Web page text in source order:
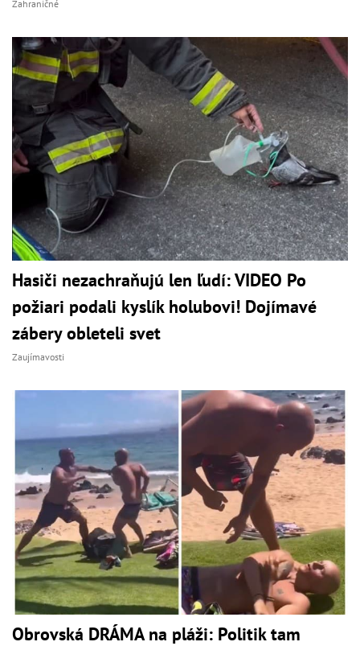
Zahraničné
Hasiči nezachraňujú len ľudí: VIDEO Po
požiari podali kyslík holubovi! Dojímavé
zábery obleteli svet
Zaujímavosti
Obrovská DRÁMA na pláži: Politik tam